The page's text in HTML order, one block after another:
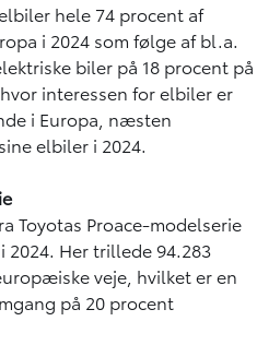
hele 74 procent af
i 2024 som følge af bl.a.
biler på 18 procent på
interessen for elbiler er
i Europa, næsten
elbiler i 2024.
Toyotas Proace-modelserie
Her trillede 94.283
veje, hvilket er en
på 20 procent